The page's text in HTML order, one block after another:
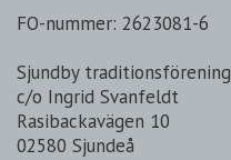
FO-nummer: 2623081-6
Sjundby traditionsförening
c/o Ingrid Svanfeldt
Rasibackavägen 10
02580 Sjundeå